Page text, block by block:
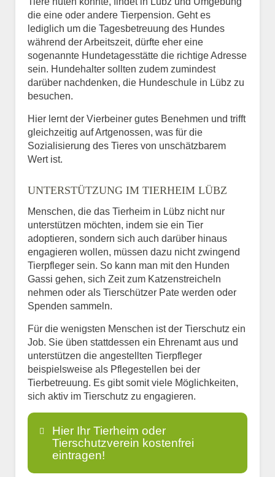
die eine oder andere Tierpension. Geht es
lediglich um die Tagesbetreuung des Hundes
während der Arbeitszeit, dürfte eher eine
sogenannte Hundetagesstätte die richtige Adresse
sein. Hundehalter sollten zudem zumindest
darüber nachdenken, die Hundeschule in Lübz zu
besuchen.
Hier lernt der Vierbeiner gutes Benehmen und trifft
gleichzeitig auf Artgenossen, was für die
Sozialisierung des Tieres von unschätzbarem
Wert ist.
UNTERSTÜTZUNG IM TIERHEIM LÜBZ
Menschen, die das Tierheim in Lübz nicht nur
unterstützen möchten, indem sie ein Tier
adoptieren, sondern sich auch darüber hinaus
engagieren wollen, müssen dazu nicht zwingend
Tierpfleger sein. So kann man mit den Hunden
Gassi gehen, sich Zeit zum Katzenstreicheln
nehmen oder als Tierschützer Pate werden oder
Spenden sammeln.
Für die wenigsten Menschen ist der Tierschutz ein
Job. Sie üben stattdessen ein Ehrenamt aus und
unterstützen die angestellten Tierpfleger
beispielsweise als Pflegestellen bei der
Tierbetreuung. Es gibt somit viele Möglichkeiten,
sich aktiv im Tierschutz zu engagieren.
Hier Ihr Tierheim oder
Tierschutzverein kostenfrei
eintragen!